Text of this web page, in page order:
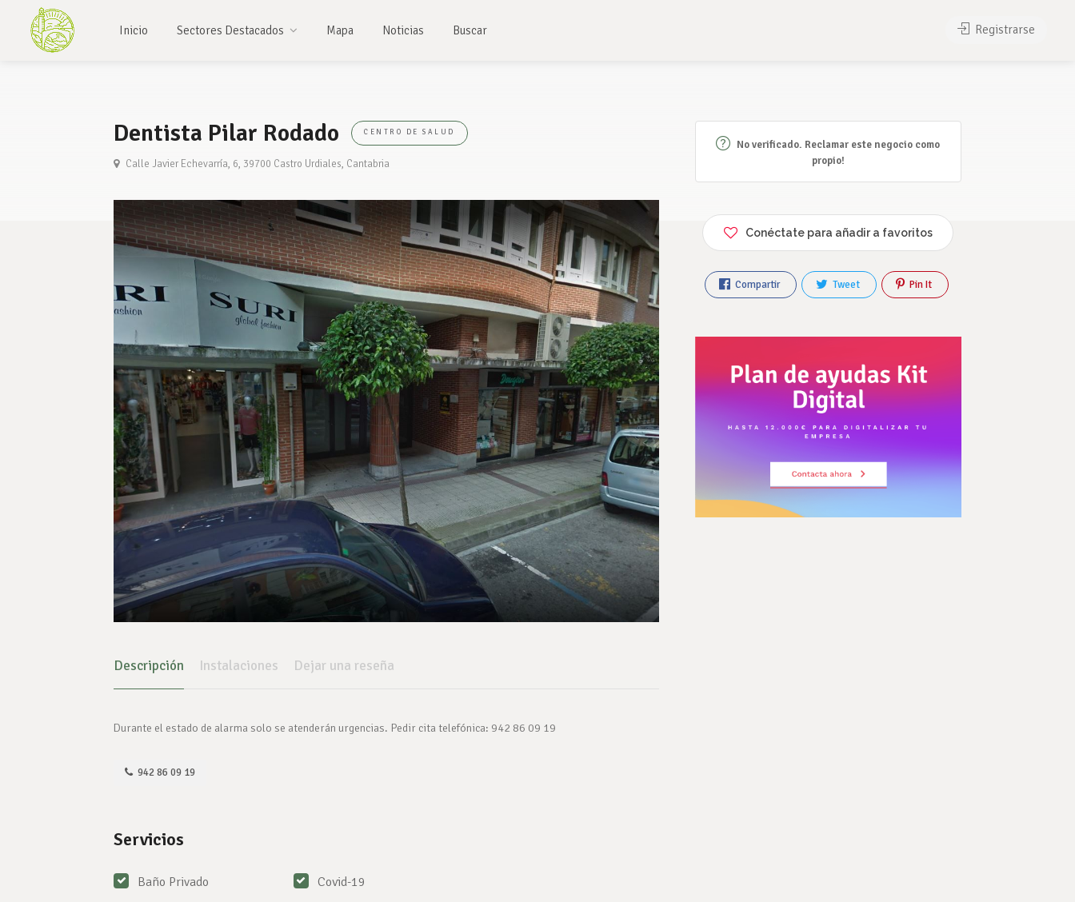
Inicio Sectores Destacados Mapa Noticias Buscar Registrarse
Dentista Pilar Rodado CENTRO DE SALUD
Calle Javier Echevarría, 6, 39700 Castro Urdiales, Cantabria
Descripción Instalaciones Dejar una reseña
Durante el estado de alarma solo se atenderán urgencias. Pedir cita telefónica: 942 86 09 19
942 86 09 19
Servicios
Baño Privado Covid-19
No verificado. Reclamar este negocio como
propio!
Conéctate para añadir a favoritos
Compartir Tweet Pin It